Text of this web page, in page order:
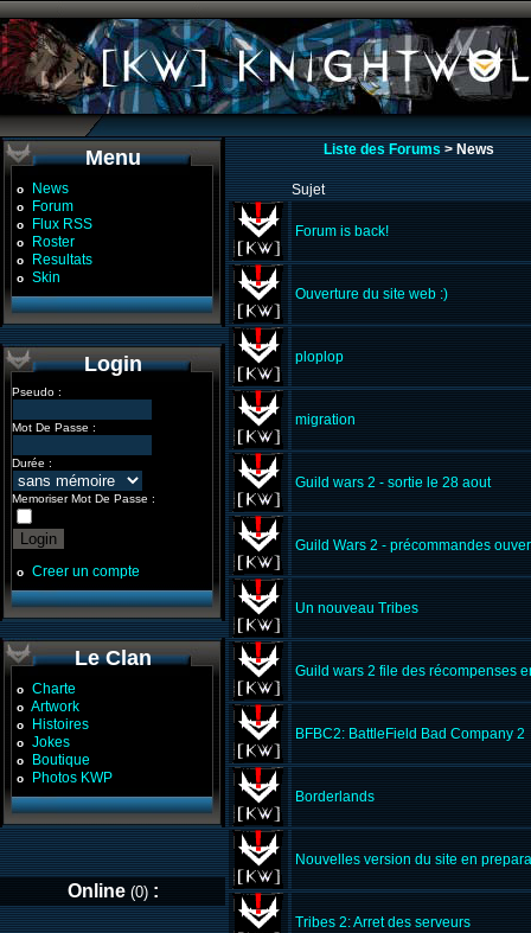
Menu
o News
o Forum
o Flux RSS
o Roster
o Resultats
o Skin
Login
Pseudo :
Mot De Passe :
Durée :
Memoriser Mot De Passe :
o Creer un compte
Le Clan
o Charte
o Artwork
o Histoires
o Jokes
o Boutique
o Photos KWP
Online (0):
Liste des Forums > News
Sujet
Forum is back!
Ouverture du site web :)
ploplop
migration
Guild wars 2 - sortie le 28 aout
Guild Wars 2 - précommandes
Un nouveau Tribes
Guild wars 2 file des récompenses
BFBC2: BattleField Bad Company 2
Borderlands
Nouvelles version du site en
Tribes 2: Arret des serveurs